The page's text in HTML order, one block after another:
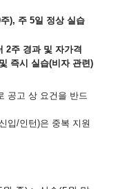
주), 주 5일 정상 실습
2주 경과 및 자가격
및 즉시 실습(비 자 관련)
공고 상 요건을 반드
입/인턴)은 중복 지원